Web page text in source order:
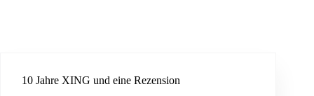
10 Jahre XING und eine Rezension